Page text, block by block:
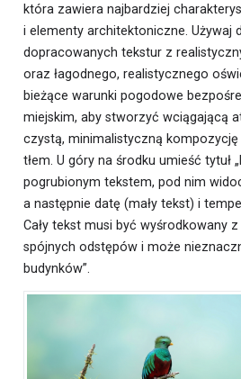
która zawiera najbardziej
i elementy architektoniczne. Używaj
dopracowanych tekstur z
oraz łagodnego, realistycznego
bieżące warunki pogodowe
miejskim, aby stworzyć wciągającą
czystą, minimalistyczną
tłem. U góry na środku umieść tytuł
pogrubionym tekstem, pod nim
a następnie datę (mały tekst) i
Cały tekst musi być wyśrodkowany
spójnych odstępów i może
budynków”.